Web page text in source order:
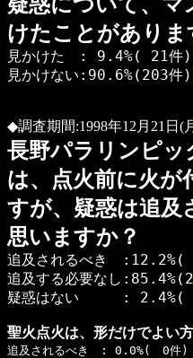
けたことがありま
見かけた : 9.4%( 21件)
見かけない:90.6%(203件)
◆調査期間:1998年12月21日(
長野パラリンピッ
は、点火前に火が
すが、疑惑は追及
思いますか？
追及されるべき :12.2%(
追及する必要なし
疑惑はない : 2.4%(
聖火点火は、形だけでよい
追及されるべき : 0.0%( 0件)